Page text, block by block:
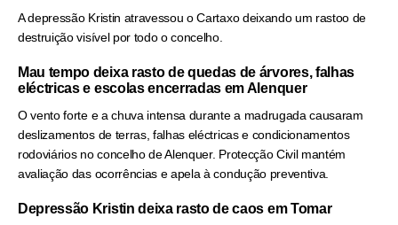
A depressão Kristin atravessou o Cartaxo deixando um rastoo de
destruição visível por todo o concelho.
Mau tempo deixa rasto de quedas de árvores, falhas
eléctricas e escolas encerradas em Alenquer
O vento forte e a chuva intensa durante a madrugada causaram
deslizamentos de terras, falhas eléctricas e condicionamentos
rodoviários no concelho de Alenquer. Protecção Civil mantém
avaliação das ocorrências e apela à condução preventiva.
Depressão Kristin deixa rasto de caos em Tomar